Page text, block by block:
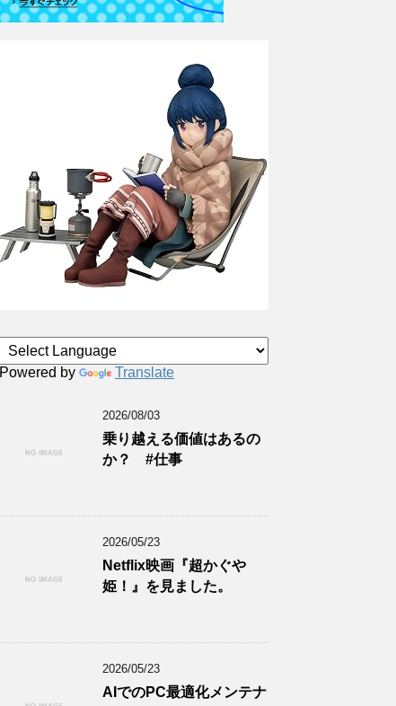
Powered by Translate
2026/08/03
乗り越える価値はあるの
か？ #仕事
2026/05/23
Netflix映画『超かぐや
姫！』を見ました。
2026/05/23
AIでのPC最適化メンテナ